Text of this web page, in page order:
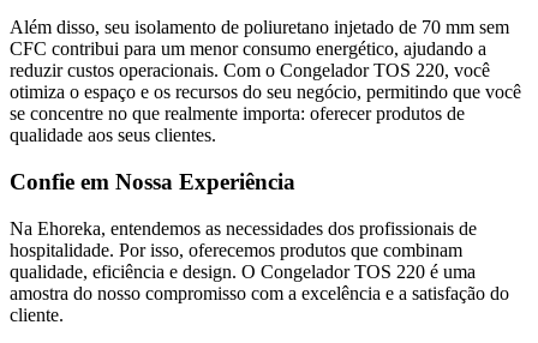
Além disso, seu isolamento de poliuretano injetado de 70 mm sem
CFC contribui para um menor consumo energético, ajudando a
reduzir custos operacionais. Com o Congelador TOS 220, você
otimiza o espaço e os recursos do seu negócio, permitindo que você
se concentre no que realmente importa: oferecer produtos de
qualidade aos seus clientes.
Confie em Nossa Experiência
Na Ehoreka, entendemos as necessidades dos profissionais de
hospitalidade. Por isso, oferecemos produtos que combinam
qualidade, eficiência e design. O Congelador TOS 220 é uma
amostra do nosso compromisso com a excelência e a satisfação do
cliente.